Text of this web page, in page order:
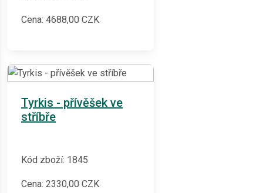
Cena: 4688,00 CZK
Tyrkis - přívěšek ve
stříbře
Kód zboží: 1845
Cena: 2330,00 CZK